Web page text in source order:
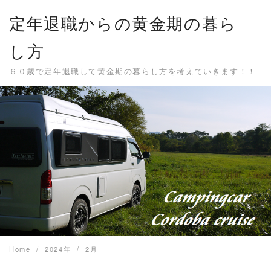
content
定年退職からの黄金期の暮ら
し方
６０歳で定年退職して黄金期の暮らし方を考えていきます！！
Home 2024年 2月